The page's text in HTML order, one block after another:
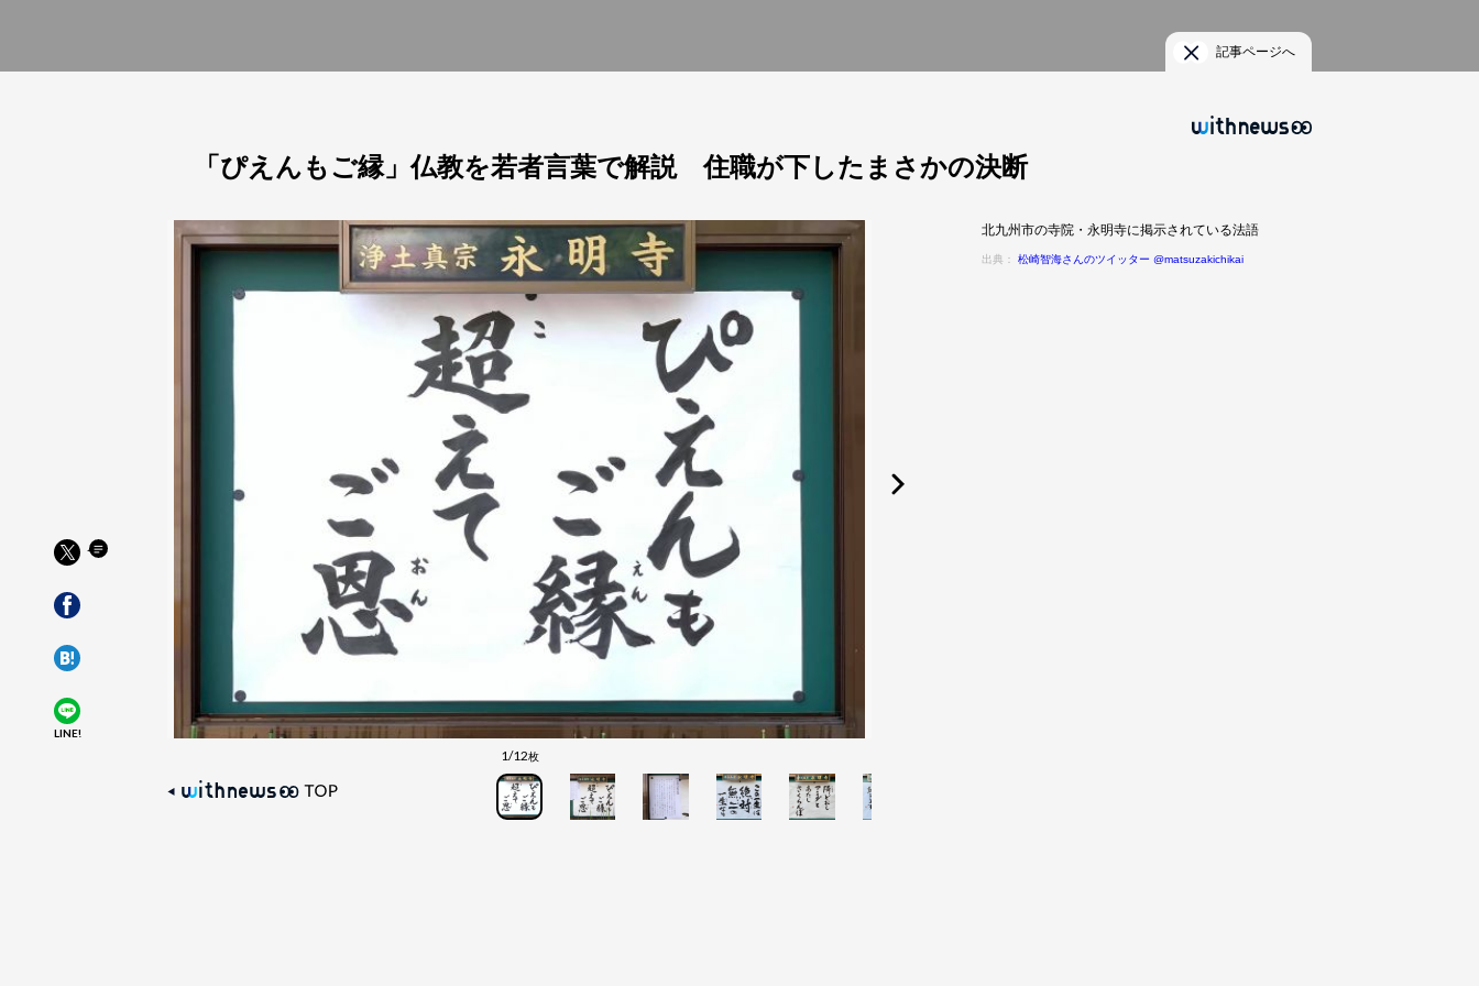
LINE!
記事ページへ
「ぴえんもご縁」仏教を若者言葉で解説 住職が下したまさかの決断
1/12枚
北九州市の寺院・永明寺に掲示されている法語
出典： 松崎智海さんのツイッター @matsuzakichikai